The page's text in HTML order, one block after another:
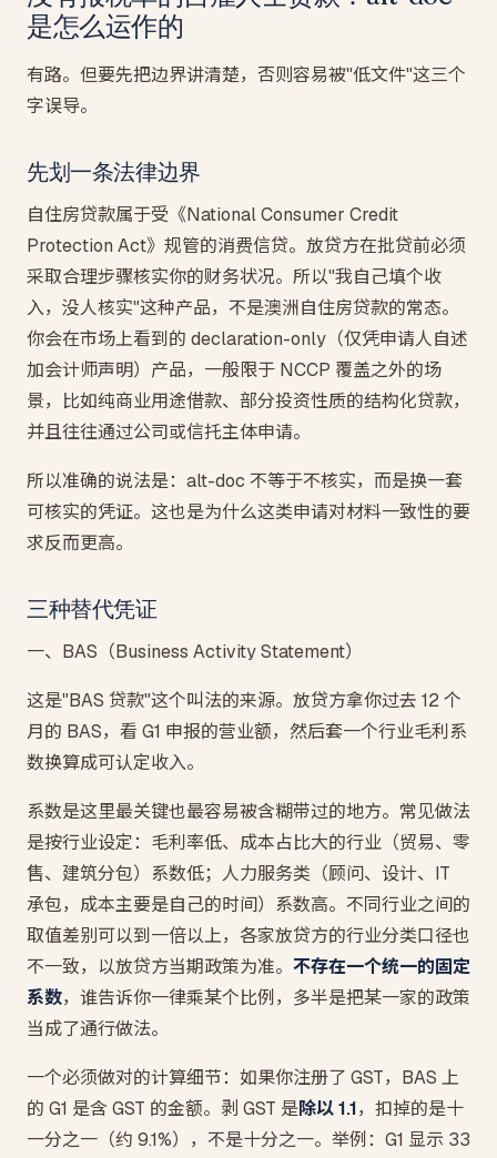
是怎么运作的
有路。但要先把边界讲清楚，否则容易被"低文件"这三个
字误导。
先划一条法律边界
自住房贷款属于受《National Consumer Credit
Protection Act》规管的消费信贷。放贷方在批贷前必须
采取合理步骤核实你的财务状况。所以"我自己填个收
入，没人核实"这种产品，不是澳洲自住房贷款的常态。
你会在市场上看到的 declaration-only（仅凭申请人自述
加会计师声明）产品，一般限于 NCCP 覆盖之外的场
景，比如纯商业用途借款、部分投资性质的结构化贷款，
并且往往通过公司或信托主体申请。
所以准确的说法是：alt-doc 不等于不核实，而是换一套
可核实的凭证。这也是为什么这类申请对材料一致性的要
求反而更高。
三种替代凭证
一、BAS（Business Activity Statement）
这是"BAS 贷款"这个叫法的来源。放贷方拿你过去 12 个
月的 BAS，看 G1 申报的营业额，然后套一个行业毛利系
数换算成可认定收入。
系数是这里最关键也最容易被含糊带过的地方。常见做法
是按行业设定：毛利率低、成本占比大的行业（贸易、零
售、建筑分包）系数低；人力服务类（顾问、设计、IT
承包，成本主要是自己的时间）系数高。不同行业之间的
取值差别可以到一倍以上，各家放贷方的行业分类口径也
不一致，以放贷方当期政策为准。 不存在一个统一的固定
系数，谁告诉你一律乘某个比例，多半是把某一家的政策
当成了通行做法。
一个必须做对的计算细节：如果你注册了 GST，BAS 上
的 G1 是含 GST 的金额。剥 GST 是除以 1.1，扣掉的是十
一分之一（约 9.1%），不是十分之一。举例：G1 显示 33